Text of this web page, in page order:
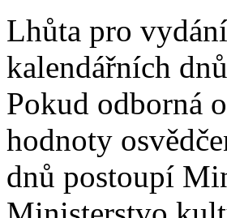
Lhůta pro
kalendářních
Pokud odborná
hodnoty
dnů postoupí